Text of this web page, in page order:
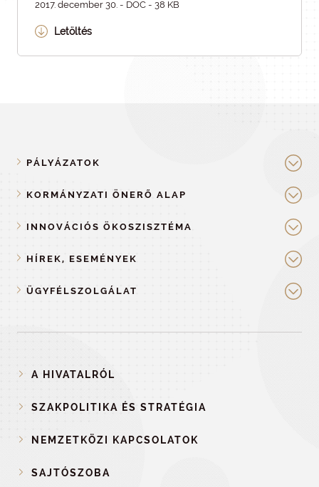
2017. december 30. - DOC - 38 KB
Letöltés
PÁLYÁZATOK
KORMÁNYZATI ÖNERŐ ALAP
INNOVÁCIÓS ÖKOSZISZTÉMA
HÍREK, ESEMÉNYEK
ÜGYFÉLSZOLGÁLAT
A HIVATALRÓL
SZAKPOLITIKA ÉS STRATÉGIA
NEMZETKÖZI KAPCSOLATOK
SAJTÓSZOBA